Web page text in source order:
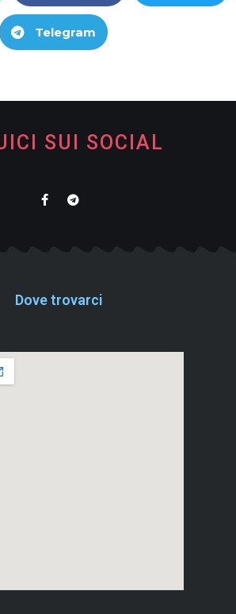
Telegram
SUI SOCIAL
Dove trovarci